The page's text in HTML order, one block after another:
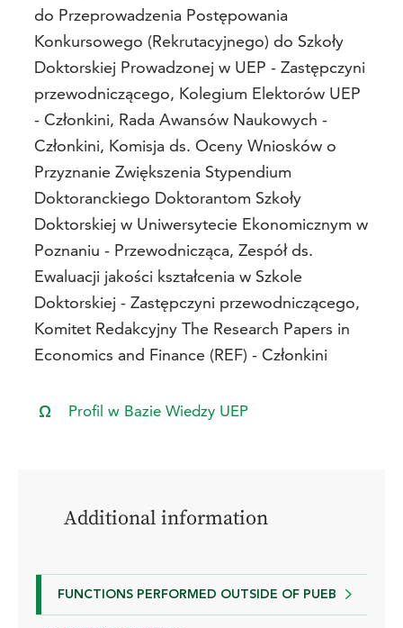
do Przeprowadzenia Postępowania
Konkursowego (Rekrutacyjnego) do Szkoły
Doktorskiej Prowadzonej w UEP - Zastępczyni
przewodniczącego, Kolegium Elektorów UEP
- Członkini, Rada Awansów Naukowych -
Członkini, Komisja ds. Oceny Wniosków o
Przyznanie Zwiększenia Stypendium
Doktoranckiego Doktorantom Szkoły
Doktorskiej w Uniwersytecie Ekonomicznym w
Poznaniu - Przewodnicząca, Zespół ds.
Ewaluacji jakości kształcenia w Szkole
Doktorskiej - Zastępczyni przewodniczącego,
Komitet Redakcyjny The Research Papers in
Economics and Finance (REF) - Członkini
Profil w Bazie Wiedzy UEP
Additional information
FUNCTIONS PERFORMED OUTSIDE OF PUEB